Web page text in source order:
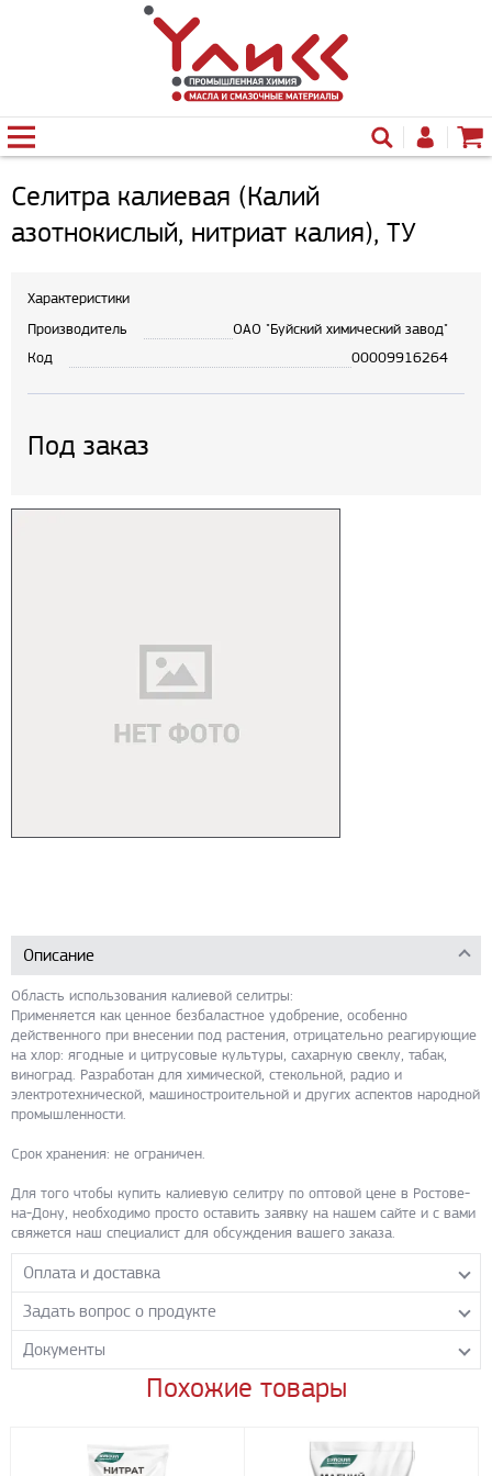
Селитра калиевая (Калий
азотнокислый, нитриат калия), ТУ
Характеристики
Производитель
ОАО "Буйский химический завод"
Код
00009916264
Под заказ
Описание
Область использования калиевой селитры:
Применяется как ценное безбаластное удобрение, особенно
действенного при внесении под растения, отрицательно реагирующие
на хлор: ягодные и цитрусовые культуры, сахарную свеклу, табак,
виноград. Разработан для химической, стекольной, радио и
электротехнической, машиностроительной и других аспектов народной
промышленности.
Срок хранения: не ограничен.
Для того чтобы купить калиевую селитру по оптовой цене в Ростове-
на-Дону, необходимо просто оставить заявку на нашем сайте и с вами
свяжется наш специалист для обсуждения вашего заказа.
Оплата и доставка
Самовывоз с нашего склада
Транспортные компании
Бесплатная доставка до терминала ПЭК
По согласованию с клиентом.
Регионы доставки:
Задать вопрос о продукте
Задайте нашим менеджерам вопрос о данном продукте.
Все поля формы обязательны к заполнению.
Документы
0Паспорт безопасности на калиевую селитру марки сх
Похожие товары